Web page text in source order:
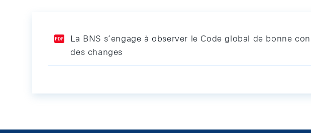
La BNS s’engage à observer le Code global de bonne
des changes